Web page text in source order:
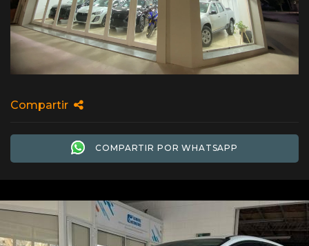
Compartir
COMPARTIR POR WHATSAPP